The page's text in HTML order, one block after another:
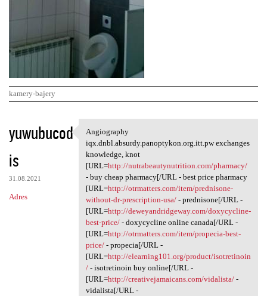
kamery-bajery
K
o
m
e
n
yuwubucod
is
31.08.2021
Adres
Angiography iqx.dnbl.absurdy
Angiography
iqx.dnbl.absurdy.panoptykon.org.itt.pw exchanges
knowledge, knot
[URL=http://nutrabeautynutrition.com/pharmacy/
- buy cheap pharmacy[/URL - best price pharmacy
[URL=http://otrmatters.com/item/prednisone-
without-dr-prescription-usa/- prednisone[/URL -
[URL=http://deweyandridgeway.com/doxycycline-
best-price/- doxycycline online canada[/URL -
[URL=http://otrmatters.com/item/propecia-best-
price/- propecia[/URL -
[URL=http://elearning101.org/product/isotretinoin
/- isotretinoin buy online[/URL -
[URL=http://creativejamaicans.com/vidalista/-
vidalista[/URL -